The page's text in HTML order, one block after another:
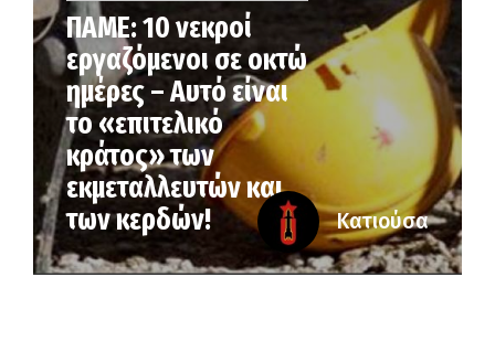
ΠΑΜΕ: 10 νεκροί
εργαζόμενοι σε οκτώ
ημέρες – Αυτό είναι
το «επιτελικό
κράτος» των
εκμεταλλευτών και
των κερδών!
Κατιούσα